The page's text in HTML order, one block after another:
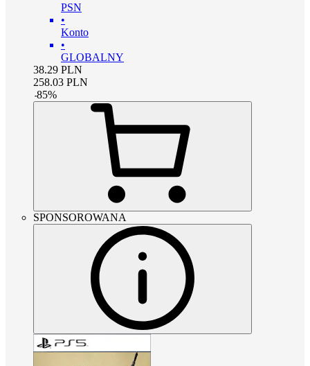
PSN
•
Konto
•
GLOBALNY
38.29 PLN
258.03 PLN
-85%
SPONSOROWANA